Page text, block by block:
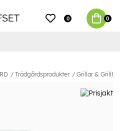
0 0
Trädgårdsprodukter Grillar &